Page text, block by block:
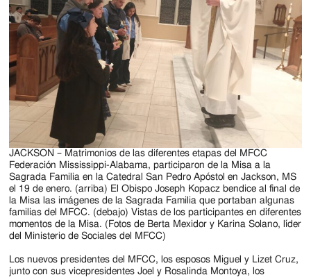
JACKSON – Matrimonios de las diferentes etapas del MFCC
Federación Mississippi-Alabama, participaron de la Misa a la
Sagrada Familia en la Catedral San Pedro Apóstol en Jackson, MS
el 19 de enero. (arriba) El Obispo Joseph Kopacz bendice al final de
la Misa las imágenes de la Sagrada Familia que portaban algunas
familias del MFCC. (debajo) Vistas de los participantes en diferentes
momentos de la Misa. (Fotos de Berta Mexidor y Karina Solano, líder
del Ministerio de Sociales del MFCC)
Los nuevos presidentes del MFCC, los esposos Miguel y Lizet Cruz,
junto con sus vicepresidentes Joel y Rosalinda Montoya, los